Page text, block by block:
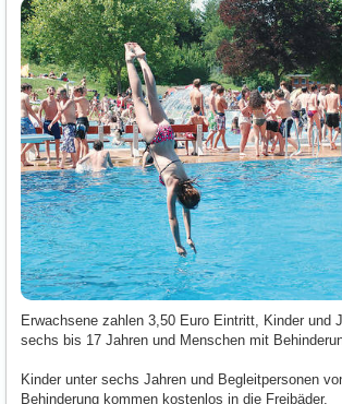
Erwachsene zahlen 3,50 Euro Eintritt, Kinder und
sechs bis 17 Jahren und Menschen mit
Kinder unter sechs Jahren und Begleitpersonen
Behinderung kommen kostenlos in die Freibäder.